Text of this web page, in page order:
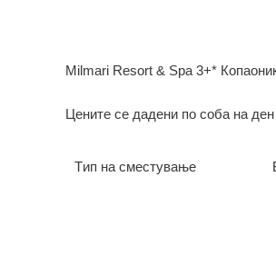
Milmari Resort & Spa 3+*
Цените се дадени по соба на
Tип на сместување